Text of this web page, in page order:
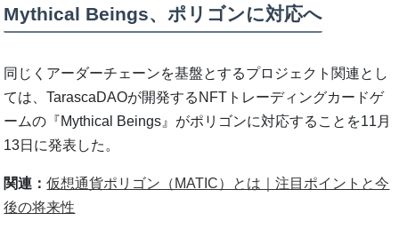
Mythical Beings、ポリゴンに対応へ
同じくアーダーチェーンを基盤とするプロジェクト関連とし
ては、TarascaDAOが開発するNFTトレーディングカードゲ
ームの『Mythical Beings』がポリゴンに対応することを11月
13日に発表した。
関連：仮想通貨ポリゴン（MATIC）とは｜注目ポイントと今
後の将来性